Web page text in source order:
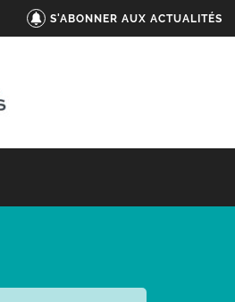
S'ABONNER AUX ACTUALITÉS